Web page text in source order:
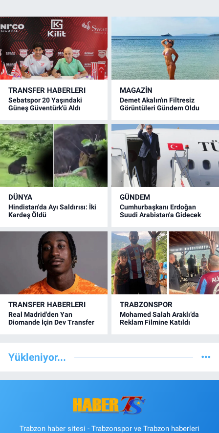
TRANSFER HABERLERI
Sebatspor 20 Yaşındaki
Güneş Güventürk'ü Aldı
MAGAZİN
Demet Akalın'ın Filtresiz
Görüntüleri Gündem Oldu
DÜNYA
Hindistan'da Ayı Saldırısı: İki
Kardeş Öldü
GÜNDEM
Cumhurbaşkanı Erdoğan
Suudi Arabistan'a Gidecek
TRANSFER HABERLERI
Real Madrid'den Yan
Diomande İçin Dev Transfer
TRABZONSPOR
Mohamed Salah Araklı’da
Reklam Filmine Katıldı
Yükleniyor...
Trabzon haber sitesi - Trabzonspor ve Trabzon haberleri